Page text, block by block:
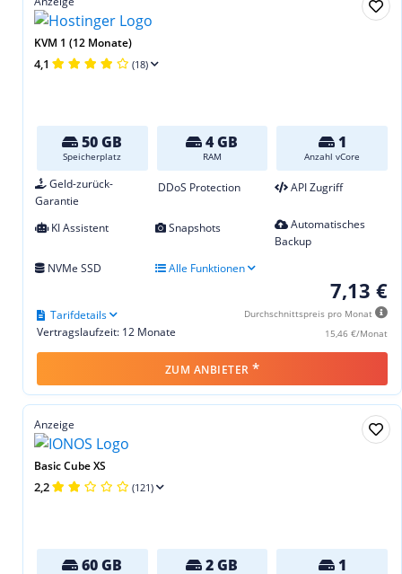
KVM 1 (12 Monate)
4,1 (18)
50 GB
Speicherplatz
4 GB
RAM
1
Anzahl vCore
Geld-zurück-
Garantie
DDoS Protection API Zugriff
KI Assistent Snapshots
Automatisches
Backup
NVMe SSD
Alle Funktionen
7,13 €
Durchschnittspreis pro Monat
15,46 €/Monat
Vertragslaufzeit: 12 Monate
Tarifdetails
ZUM ANBIETER *
Anzeige
Basic Cube XS
2,2 (121)
60 GB 2 GB 1